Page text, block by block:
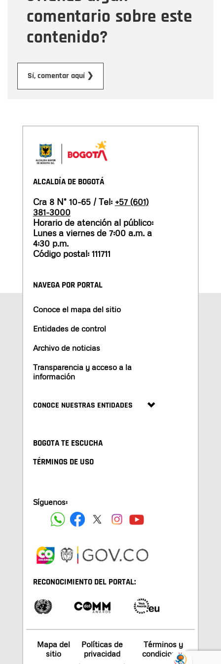
comentario sobre este
contenido?
Sí, comentar aquí ❯
ALCALDÍA DE BOGOTÁ
Cra 8 N° 10-65 / Tel: +57 (601)
381-3000
Horario de atención al público:
Lunes a viernes de 7:00 a.m. a
4:30 p.m.
Código postal: 111711
NAVEGA POR PORTAL
Conoce el mapa del sitio
Entidades de control
Archivo de noticias
Transparencia y acceso a la
información
CONOCE NUESTRAS ENTIDADES
BOGOTA TE ESCUCHA
TÉRMINOS DE USO
Síguenos:
RECONOCIMIENTO DEL PORTAL:
Mapa del
sitio
Políticas de
privacidad
Términos y
condiciones